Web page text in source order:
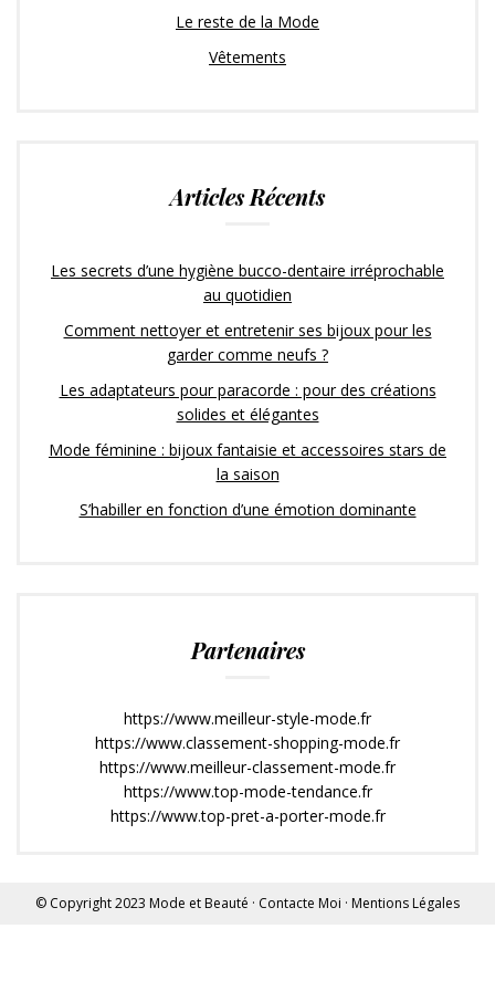
Le reste de la Mode
Vêtements
Articles Récents
Les secrets d’une hygiène bucco-dentaire irréprochable
au quotidien
Comment nettoyer et entretenir ses bijoux pour les
garder comme neufs ?
Les adaptateurs pour paracorde : pour des créations
solides et élégantes
Mode féminine : bijoux fantaisie et accessoires stars de
la saison
S’habiller en fonction d’une émotion dominante
Partenaires
https://www.meilleur-style-mode.fr
https://www.classement-shopping-mode.fr
https://www.meilleur-classement-mode.fr
https://www.top-mode-tendance.fr
https://www.top-pret-a-porter-mode.fr
© Copyright 2023 Mode et Beauté · Contacte Moi · Mentions Légales